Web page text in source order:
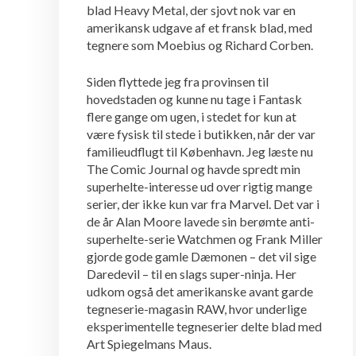
blad Heavy Metal, der sjovt nok var en
amerikansk udgave af et fransk blad, med
tegnere som Moebius og Richard Corben.
Siden flyttede jeg fra provinsen til
hovedstaden og kunne nu tage i Fantask
flere gange om ugen, i stedet for kun at
være fysisk til stede i butikken, når der var
familieudflugt til København. Jeg læste nu
The Comic Journal og havde spredt min
superhelte-interesse ud over rigtig mange
serier, der ikke kun var fra Marvel. Det var i
de år Alan Moore lavede sin berømte anti-
superhelte-serie Watchmen og Frank Miller
gjorde gode gamle Dæmonen – det vil sige
Daredevil – til en slags super-ninja. Her
udkom også det amerikanske avant garde
tegneserie-magasin RAW, hvor underlige
eksperimentelle tegneserier delte blad med
Art Spiegelmans Maus.